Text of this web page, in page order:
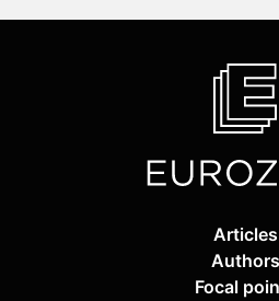
Articles
Authors
Focal